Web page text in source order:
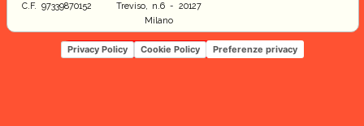
C.F. 97339870152
Treviso, n.6 - 20127
Milano
Privacy Policy Cookie Policy Preferenze privacy